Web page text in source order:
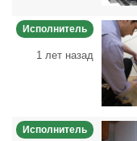
Исполнитель
1 лет назад
Исполнитель